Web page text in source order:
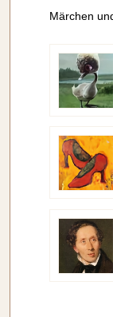
Märchen